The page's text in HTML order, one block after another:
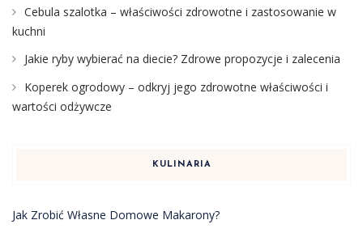
Cebula szalotka – właściwości zdrowotne i zastosowanie w
kuchni
Jakie ryby wybierać na diecie? Zdrowe propozycje i zalecenia
Koperek ogrodowy – odkryj jego zdrowotne właściwości i
wartości odżywcze
KULINARIA
Jak Zrobić Własne Domowe Makarony?